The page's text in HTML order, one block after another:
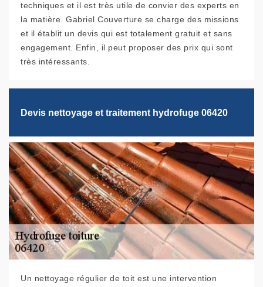
techniques et il est très utile de convier des experts en
la matière. Gabriel Couverture se charge des missions
et il établit un devis qui est totalement gratuit et sans
engagement. Enfin, il peut proposer des prix qui sont
très intéressants.
Devis nettoyage et traitement hydrofuge 06420
Un nettoyage régulier de toit est une intervention